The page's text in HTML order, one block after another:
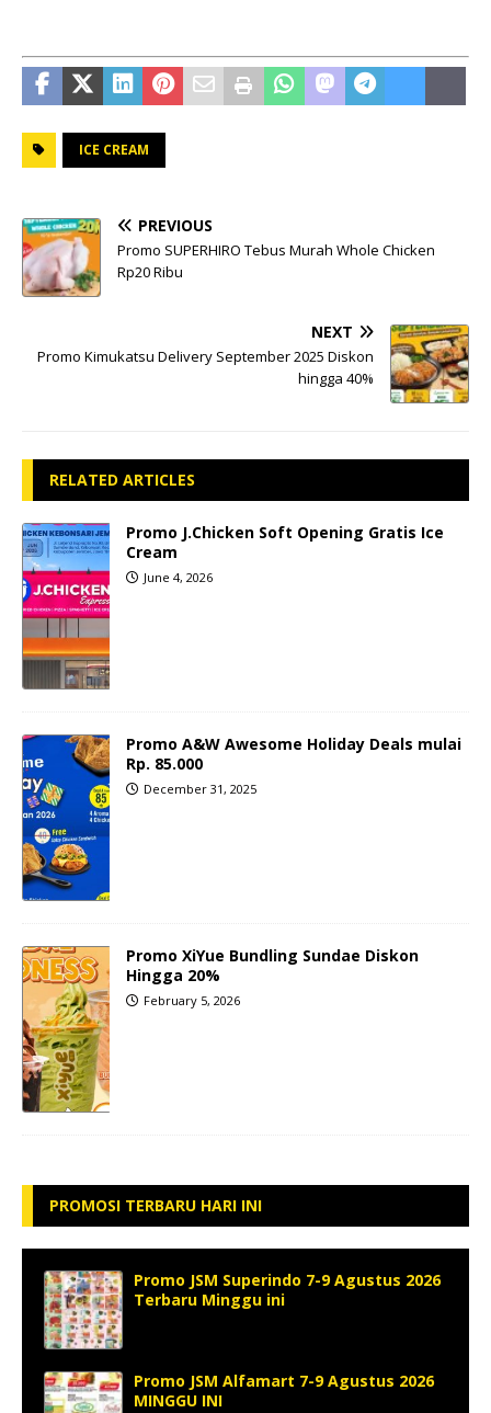
ICE CREAM
PREVIOUS
Promo SUPERHIRO Tebus Murah Whole Chicken
Rp20 Ribu
NEXT
Promo Kimukatsu Delivery September 2025 Diskon
hingga 40%
RELATED ARTICLES
Promo J.Chicken Soft Opening Gratis Ice
Cream
June 4, 2026
Promo A&W Awesome Holiday Deals mulai
Rp. 85.000
December 31, 2025
Promo XiYue Bundling Sundae Diskon
Hingga 20%
February 5, 2026
PROMOSI TERBARU HARI INI
Promo JSM Superindo 7-9 Agustus 2026
Terbaru Minggu ini
Promo JSM Alfamart 7-9 Agustus 2026
MINGGU INI